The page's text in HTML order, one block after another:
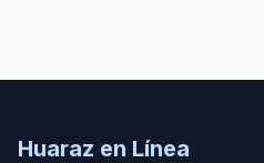
Huaraz en Línea